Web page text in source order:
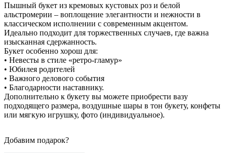
Пышный букет из кремовых кустовых роз и белой
альстромерии – воплощение элегантности и нежности в
классическом исполнении с современным акцентом.
Идеально подходит для торжественных случаев, где важна
изысканная сдержанность.
Букет особенно хорош для:
• Невесты в стиле «ретро-гламур»
• Юбилея родителей
• Важного делового события
• Благодарности наставнику.
Дополнительно к букету вы можете приобрести вазу
подходящего размера, воздушные шары в тон букету, конфеты
или мягкую игрушку, фото (индивидуальное).
Добавим подарок?